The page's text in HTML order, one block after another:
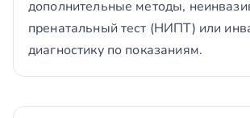
дополнительные методы,
пренатальный тест (НИПТ) или
диагностику по показаниям.